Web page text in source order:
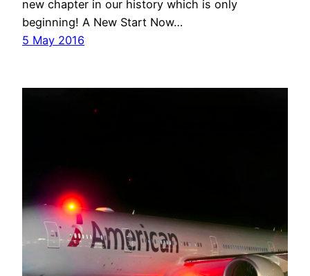
new chapter in our history which is only
beginning! A New Start Now…
5 May 2016